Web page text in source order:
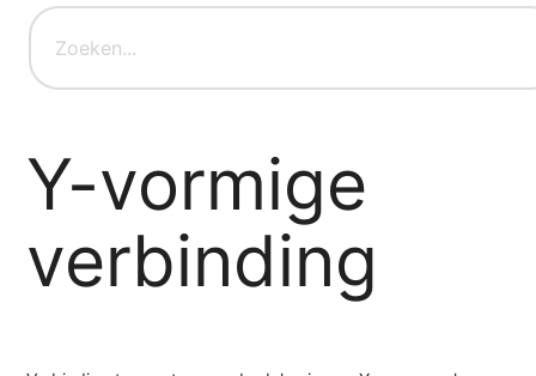
Y-vormige
verbinding